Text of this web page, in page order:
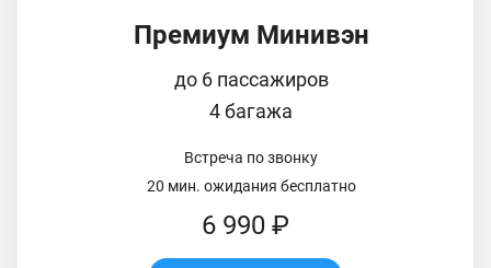
Премиум Минивэн
до 6 пассажиров
4 багажа
Встреча по звонку
20 мин. ожидания бесплатно
6 990 ₽